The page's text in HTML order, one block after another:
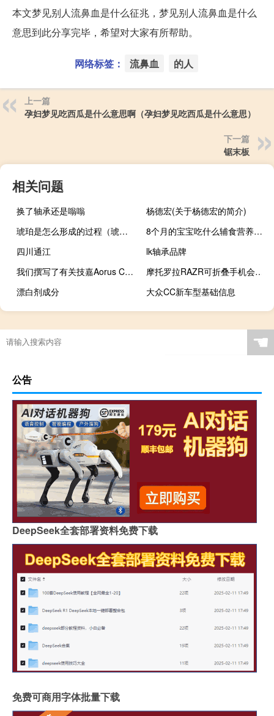
本文梦见别人流鼻血是什么征兆，梦见别人流鼻血是什么
意思到此分享完毕，希望对大家有所帮助。
网络标签： 流鼻血 的人
上一篇
孕妇梦见吃西瓜是什么意思啊（孕妇梦见吃西瓜是什么意思）
下一篇
锯末板
相关问题
换了轴承还是嗡嗡
杨德宏(关于杨德宏的简介)
琥珀是怎么形成的过程（琥珀是怎样形成的）
8个月的宝宝吃什么辅食营养好（8个月的宝宝吃什么）
四川通江
lk轴承品牌
我们撰写了有关技嘉Aorus CV27Q游戏显示器的信息
摩托罗拉RAZR可折叠手机会延迟一点
漂白剂成分
大众CC新车型基础信息
☚
公告
DeepSeek全套部署资料免费下载
免费可商用字体批量下载